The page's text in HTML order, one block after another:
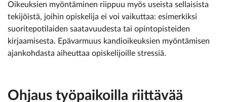
Oikeuksien myöntäminen riippuu myös useista sellaisista
tekijöistä, joihin opiskelija ei voi vaikuttaa: esimerkiksi
suoritepotilaiden saatavuudesta tai opintopisteiden
kirjaamisesta. Epävarmuus kandioikeuksien myöntämisen
ajankohdasta aiheuttaa opiskelijoille stressiä.
Ohjaus työpaikoilla riittävää